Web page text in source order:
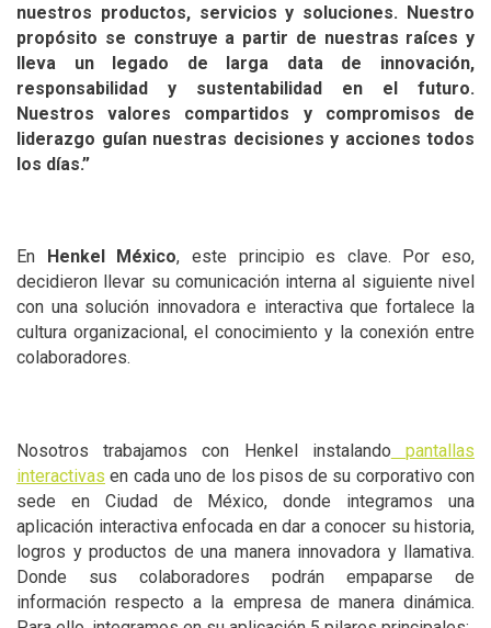
nuestros productos, servicios y soluciones. Nuestro
propósito se construye a partir de nuestras raíces y
lleva un legado de larga data de innovación,
responsabilidad y sustentabilidad en el futuro.
Nuestros valores compartidos y compromisos de
liderazgo guían nuestras decisiones y acciones todos
los días.”
En Henkel México, este principio es clave. Por eso,
decidieron llevar su comunicación interna al siguiente nivel
con una solución innovadora e interactiva que fortalece la
cultura organizacional, el conocimiento y la conexión entre
colaboradores.
Nosotros trabajamos con Henkel instalando pantallas
interactivas en cada uno de los pisos de su corporativo con
sede en Ciudad de México, donde integramos una
aplicación interactiva enfocada en dar a conocer su historia,
logros y productos de una manera innovadora y llamativa.
Donde sus colaboradores podrán empaparse de
información respecto a la empresa de manera dinámica.